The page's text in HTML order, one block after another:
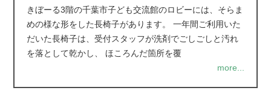
きぼーる3階の千葉市子ども交流館のロビーには、そらま
めの様な形をした長椅子があります。 一年間ご利用いた
だいた長椅子は、受付スタッフが洗剤でごしごしと汚れ
を落として乾かし、 ほころんだ箇所を覆
more...